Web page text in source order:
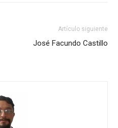
Artículo siguiente
José Facundo Castillo